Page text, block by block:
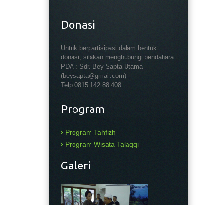
Donasi
Untuk berpartisipasi dalam bentuk
donasi, silakan menghubungi bendahara
PDA : Sdr. Bey Sapta Utama
(beysapta@gmail.com),
Telp.0815.142.88.408
Program
Program Tahfizh
Program Wisata Talaqqi
Galeri